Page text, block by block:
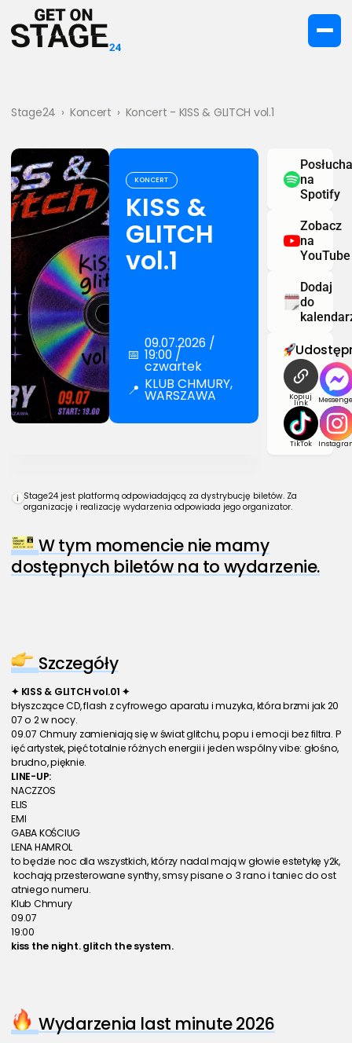
Stage24 › Koncert › Koncert - KISS & GLITCH vol.1
KONCERT
KISS &
GLITCH
vol.1
📅
09.07.2026 /
19:00 /
czwartek
📍 KLUB CHMURY,
WARSZAWA
na
Spotify
Zobacz
na
YouTube
Dodaj
do
Kopiuj
link
TikTok
i Stage24 jest platformą odpowiadającą za dystrybucję biletów. Za
organizację i realizację wydarzenia odpowiada jego organizator.
W tym momencie nie mamy
dostępnych biletów na to wydarzenie.
Szczegóły
✦ KISS & GLITCH vol.01 ✦
błyszczące CD, flash z cyfrowego aparatu i muzyka, która brzmi jak 20
07 o 2 w nocy.
09.07 Chmury zamieniają się w świat glitchu, popu i emocji bez filtra. P
ięć artystek, pięć totalnie różnych energii i jeden wspólny vibe: głośno,
brudno, pięknie.
LINE-UP:
NACZZOS
ELIS
EMI
GABA KOŚCIUG
LENA HAMROL
to będzie noc dla wszystkich, którzy nadal mają w głowie estetykę y2k,
kochają przesterowane synthy, smsy pisane o 3 rano i taniec do ost
atniego numeru.
Klub Chmury
09.07
19:00
kiss the night. glitch the system.
Wydarzenia last minute 2026